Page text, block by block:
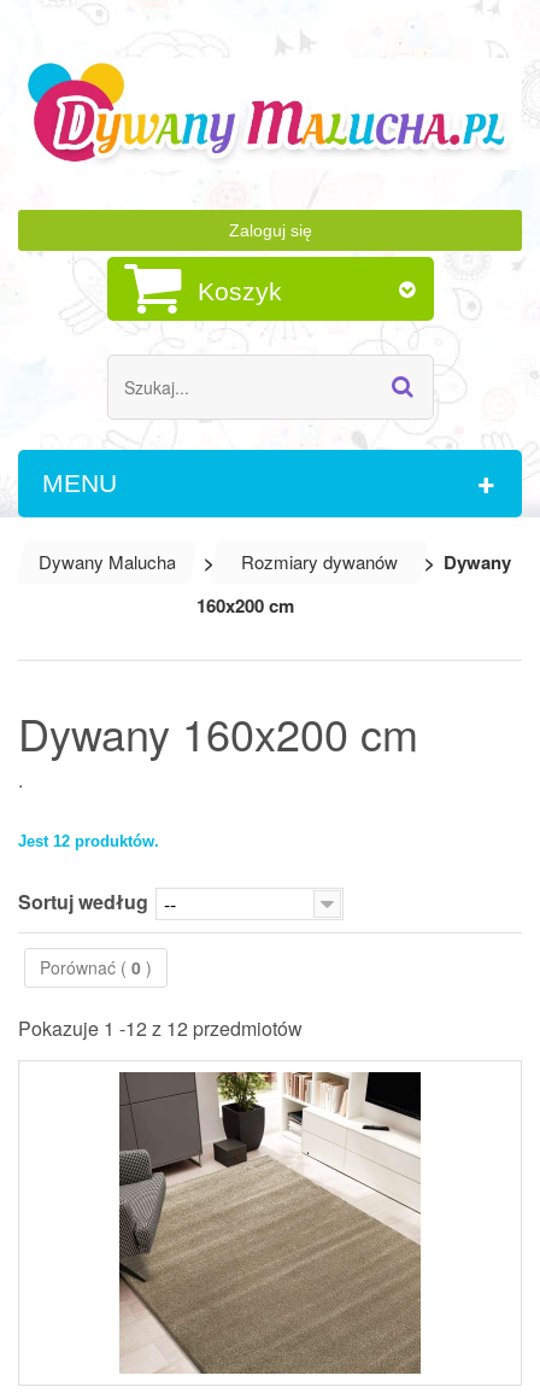
Zaloguj się
Koszyk
MENU
Dywany Malucha > Rozmiary dywanów > Dywany
160x200 cm
Dywany 160x200 cm
.
Jest 12 produktów.
Sortuj według --
Porównać ( 0 )
Pokazuje 1 -12 z 12 przedmiotów